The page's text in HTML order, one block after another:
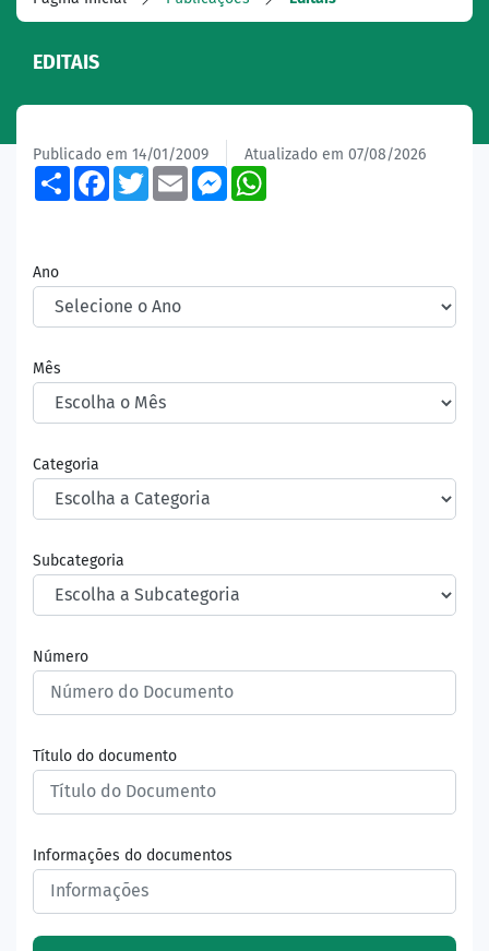
EDITAIS
Publicado em 14/01/2009 Atualizado em 07/08/2026
ShareFacebook
TwitterEmailMessenger
Ano
Mês
Categoria
Subcategoria
Número
Título do documento
Informações do documentos